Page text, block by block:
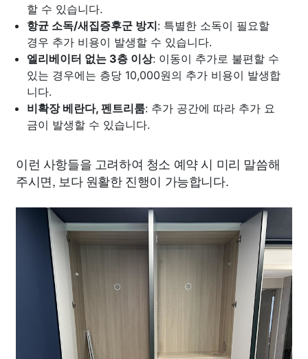
할 수 있습니다.
항균 소독/새집증후군 방지: 특별한 소독이 필요할
경우 추가 비용이 발생할 수 있습니다.
엘리베이터 없는 3층 이상: 이동이 추가로 불편할 수
있는 경우에는 층당 10,000원의 추가 비용이 발생합
니다.
비확장 베란다, 펜트리룸: 추가 공간에 따라 추가 요
금이 발생할 수 있습니다.
이런 사항들을 고려하여 청소 예약 시 미리 말씀해
주시면, 보다 원활한 진행이 가능합니다.